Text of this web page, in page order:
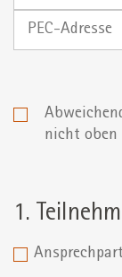
PEC-
nicht oben
1.